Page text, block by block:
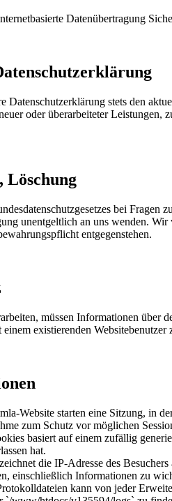
Datenübertragung
Datenschutzerklärung stets den
oder überarbeiteter Leistungen,
bei
unentgeltlich an uns wenden. Wir
entgegenstehen.
müssen Informationen über
existierenden Websitebenutzer
Website starten eine Sitzung, in
zum Schutz vor möglichen
basiert auf einem zufällig
hat.
die IP-Adresse des
einschließlich Informationen zu
kann von jeder